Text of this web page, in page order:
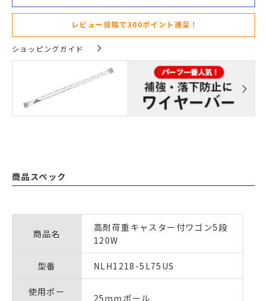
レビュー投稿で300ポイント進呈！
ショッピングガイド
商品スペック
商品名
高耐荷重キャスター付ワゴン5段
120W
型番 NLH1218-5L75US
使用ポー
25ｍｍポール